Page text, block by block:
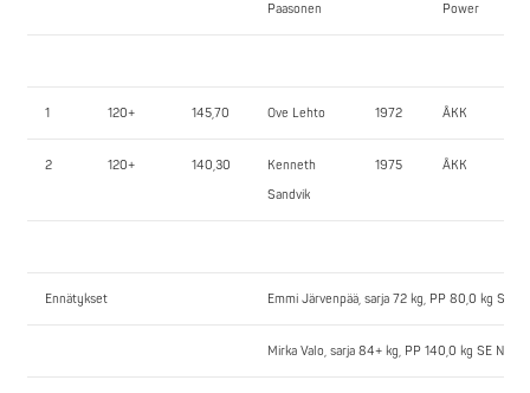
Paasonen
Power
1 120+ 145,70 Ove Lehto 1972 ÅKK
2 120+ 140,30
Kenneth
Sandvik
1975 ÅKK
Ennätykset Emmi Järvenpää, sarja 72 kg, PP 80,0 kg SE
Mirka Valo, sarja 84+ kg, PP 140,0 kg SE N23